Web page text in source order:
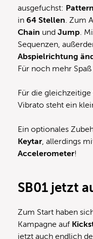
ausgefuchst:
in 64 Stellen. Zum
Chain und Jump.
Sequenzen,
Abspielrichtung
Für noch mehr
Für die
Vibrato steht ein
Ein optionales
Keytar, allerdings
Accelerometer!
SB01 jetzt
Zum Start haben
Kampagne auf
jetzt auch endlich